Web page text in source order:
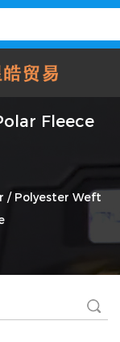
Fleece
/ Polyester Weft